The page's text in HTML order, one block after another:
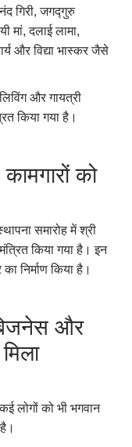
गिरी,जगद्गुरु
मां,दलाई लामा,
और विद्या भास्कर जैसे
और गायत्री
किया गया है।
को
समारोह में श्री
किया गया है। इन
निर्माण किया है।
और
लोगों को भी भगवान